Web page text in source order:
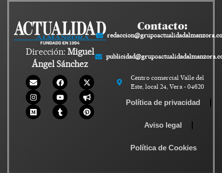
Dirección: Miguel
Ángel Sánchez
Contacto:
Centro comercial Valle del
Este, local 24, Vera - 04620
Política de privacidad
Aviso legal
Política de Cookies